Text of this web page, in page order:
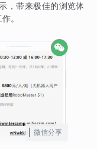
，带来极佳的浏览体
。
微信分享